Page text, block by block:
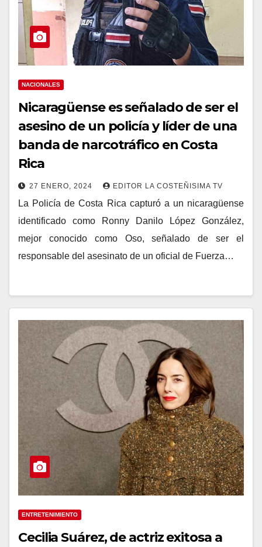
NACIONALES
Nicaragüense es señalado de ser el
asesino de un policía y líder de una
banda de narcotráfico en Costa
Rica
27 ENERO, 2024 EDITOR LA COSTEÑISIMA TV
La Policía de Costa Rica capturó a un nicaragüense
identificado como Ronny Danilo López González,
mejor conocido como Oso, señalado de ser el
responsable del asesinato de un oficial de Fuerza…
ENTRETENIMIENTO
Cecilia Suárez, de actriz exitosa a